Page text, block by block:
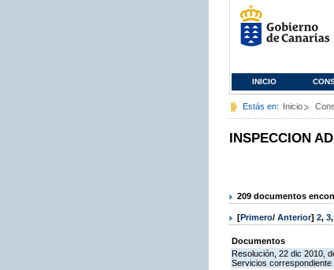
INICIO
Estás en: Inicio
INSPECCION
209 documentos
[Primero/ Anterior] 2, 3,
Documentos
Resolución, 22 dic 2010,
Servicios